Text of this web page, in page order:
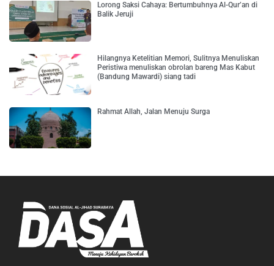
Lorong Saksi Cahaya: Bertumbuhnya Al-Qur’an di
Balik Jeruji
Hilangnya Ketelitian Memori, Sulitnya Menuliskan
Peristiwa menuliskan obrolan bareng Mas Kabut
(Bandung Mawardi) siang tadi
Rahmat Allah, Jalan Menuju Surga